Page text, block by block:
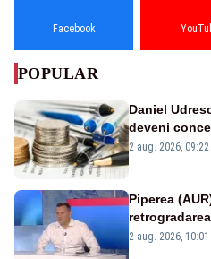
Facebook
POPULAR
Daniel
deveni
viitoare?
2 aug. 2026, 09:22
Piperea
catastrofă
2 aug. 2026, 10:01